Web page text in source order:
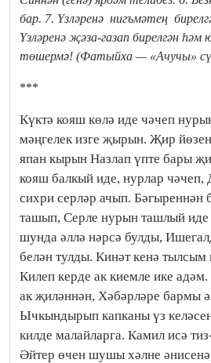
бар. 7. Үзләренә нигъмәтең
Үзләренә җәза-газап бирелгән һәм
төшермә! (Фатыйха — «Ачучы»
***
Күктә кояш көлә иде чәчеп
мәңгелек изге җырын. Җир
япан кырын Назлап үпте бары
кояш балкый иде, нурлар чәчеп,
сихри серләр ачып. Бәгыреннән
ташып, Серле нурын ташлый иде
шунда әллә нәрсә булды,
белән тулды. Кинәт кенә тылсым
Килеп керде ак киемле ике
ак җиләннән, Хәбәрләре бармы
Ычкындырып капканы үз
килде малайларга. Камил исә
Әйтер өчен шушы хәлне